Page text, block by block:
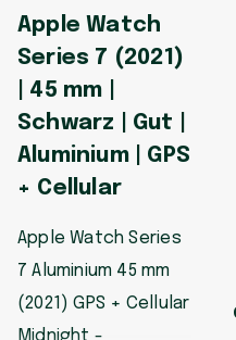
Apple Watch
Series 7 (2021)
| 45 mm |
Schwarz | Gut |
Aluminium | GPS
+ Cellular
Apple Watch Series
7 Aluminium 45 mm
(2021) GPS + Cellular
Midnight -